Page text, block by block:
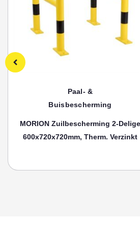
Paal- &
Buisbescherming
MORION Zuilbescherming 2-Delige
600x720x720mm, Therm. Verzinkt